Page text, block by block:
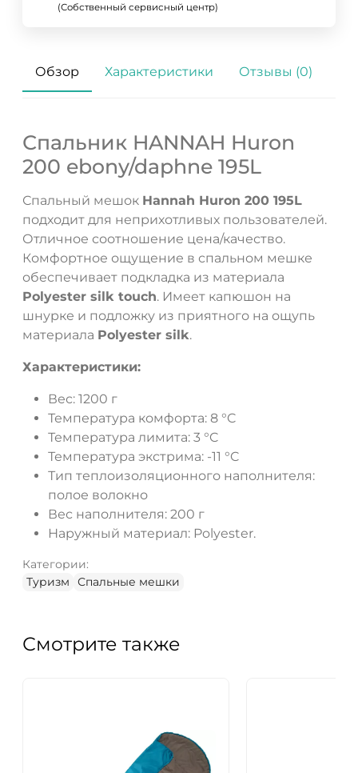
(Собственный сервисный центр)
Обзор Характеристики Отзывы (0)
Спальник HANNAH Huron
200 ebony/daphne 195L
Спальный мешок Hannah Huron 200 195L
подходит для неприхотливых пользователей.
Отличное соотношение цена/качество.
Комфортное ощущение в спальном мешке
обеспечивает подкладка из материала
Polyester silk touch. Имеет капюшон на
шнурке и подложку из приятного на ощупь
материала Polyester silk.
Характеристики:
Вес: 1200 г
Температура комфорта: 8 °C
Температура лимита: 3 °C
Температура экстрима: -11 °C
Тип теплоизоляционного наполнителя:
полое волокно
Вес наполнителя: 200 г
Наружный материал: Polyester.
Категории:
Туризм
Спальные мешки
Смотрите также
ДА